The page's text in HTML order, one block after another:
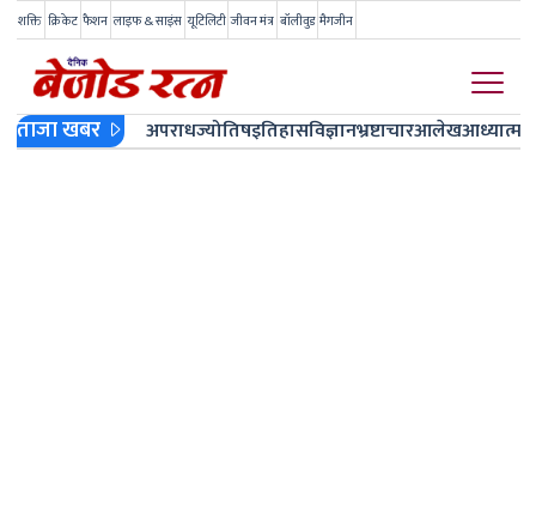
शक्ति क्रिकेट फैशन लाइफ & साइंस यूटिलिटी जीवन मंत्र बॉलीवुड मैगजीन
ताजा खबर अपराधज्योतिषइतिहासविज्ञानभ्रष्टाचारआलेखआध्यात्म